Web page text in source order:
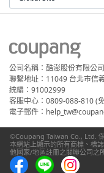
公司名稱：酷澎股份有限公司
聯繫地址：11049 台北市信
統編：91002999
客服中心：0809-088-810 (
電子郵件：
©Coupang Taiwan Co., Ltd.
本網站上顯示的所有商標、標
他國家/地區註冊之關聯公司之